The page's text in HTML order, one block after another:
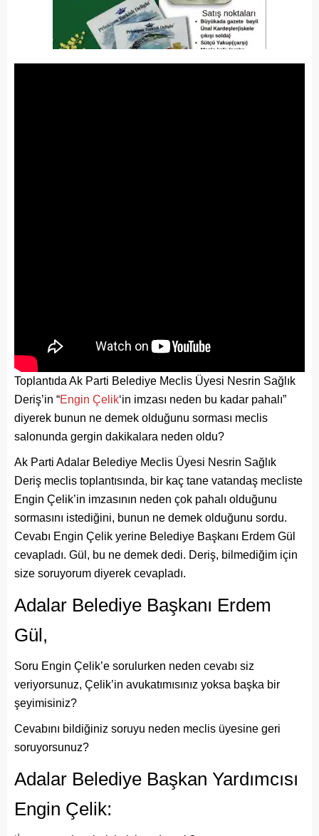
Toplantıda Ak Parti Belediye Meclis Üyesi Nesrin Sağlık
Deriş’in “Engin Çelik‘in imzası neden bu kadar pahalı”
diyerek bunun ne demek olduğunu sorması meclis
salonunda gergin dakikalara neden oldu?
Ak Parti Adalar Belediye Meclis Üyesi Nesrin Sağlık
Deriş meclis toplantısında, bir kaç tane vatandaş mecliste
Engin Çelik’in imzasının neden çok pahalı olduğunu
sormasını istediğini, bunun ne demek olduğunu sordu.
Cevabı Engin Çelik yerine Belediye Başkanı Erdem Gül
cevapladı. Gül, bu ne demek dedi. Deriş, bilmediğim için
size soruyorum diyerek cevapladı.
Adalar Belediye Başkanı Erdem
Gül,
Soru Engin Çelik’e sorulurken neden cevabı siz
veriyorsunuz, Çelik’in avukatımısınız yoksa başka bir
şeyimisiniz?
Cevabını bildiğiniz soruyu neden meclis üyesine geri
soruyorsunuz?
Adalar Belediye Başkan Yardımcısı
Engin Çelik: